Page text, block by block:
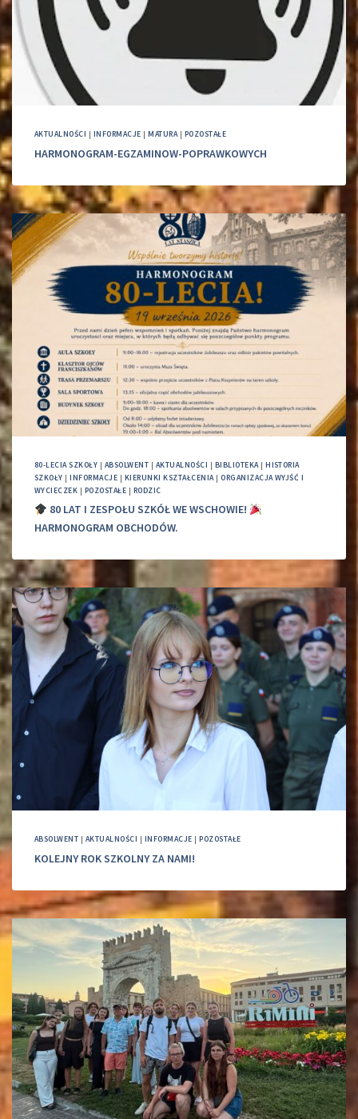
AKTUALNOŚCI | INFORMACJE |MATURA| POZOSTAŁE
HARMONOGRAM-EGZAMINOW-POPRAWKOWYCH
80-LECIA SZKOŁY | ABSOLWENT | AKTUALNOŚCI | BIBLIOTEKA |HISTORIA
SZKOŁY |INFORMACJE | KIERUNKI KSZTAŁCENIA |ORGANIZACJA WYJŚĆ I
WYCIECZEK | POZOSTAŁE | RODZIC
80 LAT I ZESPOŁU SZKÓŁ WE WSCHOWIE!
HARMONOGRAM OBCHODÓW.
ABSOLWENT | AKTUALNOŚCI | INFORMACJE |POZOSTAŁE
KOLEJNY ROK SZKOLNY ZA NAMI!